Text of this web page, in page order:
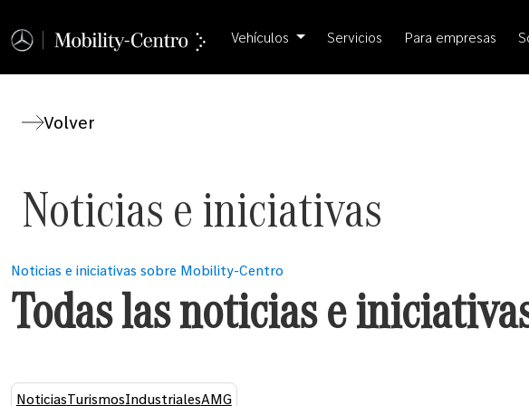
Vehículos Servicios Para empresas
Volver
Noticias e iniciativas
Noticias e iniciativas sobre Mobility-Centro
Todas las noticias e
NoticiasTurismosIndustrialesAMG